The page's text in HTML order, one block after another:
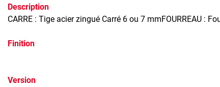
Description
CARRE : Tige acier zingué Carré 6 ou 7 mmFOURREAU :
Finition
Version